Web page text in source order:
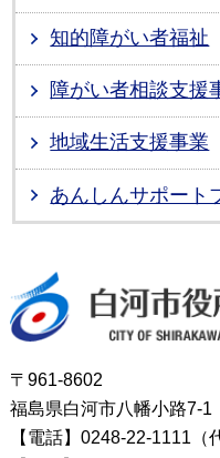
知的障がい者福祉
障がい者相談支援
地域生活支援事業
あんしんサポート
〒961-8602
福島県白河市八幡小路7-1
【電話】0248-22-1111（